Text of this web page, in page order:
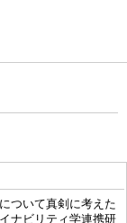
ついて真剣に考えた
ナビリティ学連携研